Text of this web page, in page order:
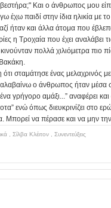
Και ο άνθρωπος μου
έχω παιδί στην ίδια ηλικία με
ήταν και άλλα άτομα που
Τροχαία που έχει αναλάβει
πολλά χιλιόμετρα πιο
σταμάτησε ένας μελαχρινός
ο άνθρωπος ήταν
γρήγορο αμάξι...” αναφέρει και
ενώ όπως διευκρινίζει στο
Μπορεί να πέρασε και να μην
Σίλβα Κλέιτον Συνεντεύξεις